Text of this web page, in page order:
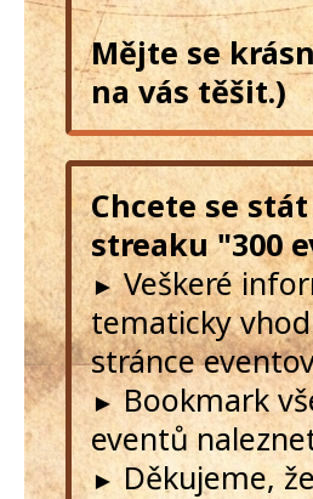
Mějte se
na vás těšit.)
Chcete se
streaku "300
►Veškeré
tematicky
stránce
►Bookmark
eventů
► Děkujeme,